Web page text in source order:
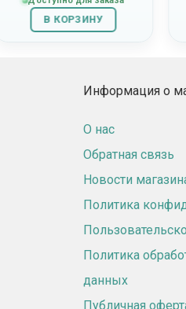
В КОРЗИНУ
Информация о
О нас
Обратная связь
Новости
Политика
Политика
данных
Публичная